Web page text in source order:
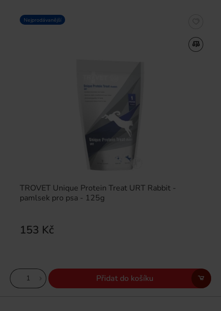
TROVET Unique Protein Treat URT Rabbit -
pamlsek pro psa - 125g
153 Kč
Nejprodávanější
Přidat do košíku